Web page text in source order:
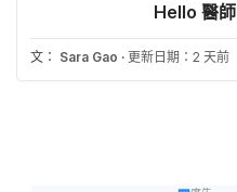
Hello 醫師
文： Sara Gao · 更新日期：2 天前